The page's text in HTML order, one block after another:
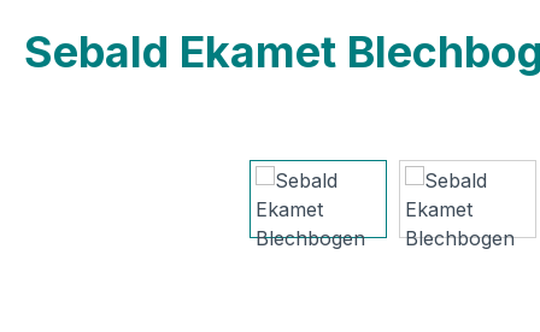
Sebald Ekamet
Bildergalerie überspringen